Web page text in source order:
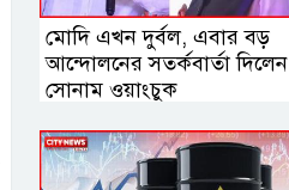
মোদি এখন দুর্বল, এবার বড়
আন্দোলনের সতর্কবার্তা দিলেন
সোনাম ওয়াংচুক